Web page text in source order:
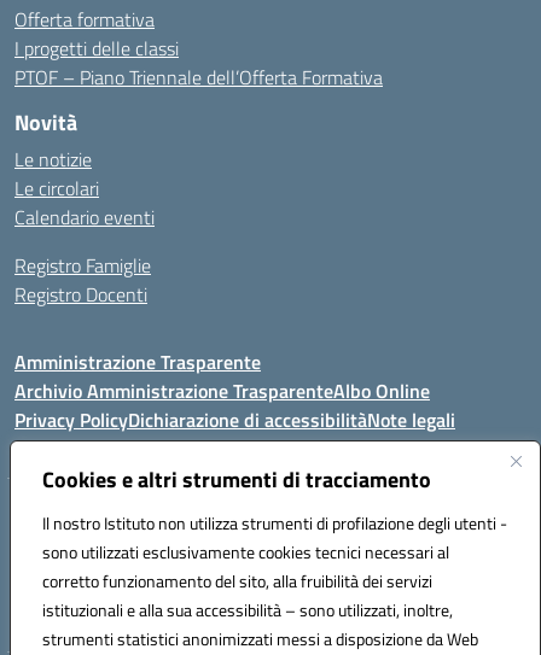
Cookies e altri strumenti di tracciamento
Il nostro Istituto non utilizza strumenti di profilazione degli utenti -
sono utilizzati esclusivamente cookies tecnici necessari al
corretto funzionamento del sito, alla fruibilità dei servizi
istituzionali e alla sua accessibilità – sono utilizzati, inoltre,
strumenti statistici anonimizzati messi a disposizione da Web
Offerta formativa
I progetti delle classi
PTOF – Piano Triennale dell’Offerta Formativa
Novità
Le notizie
Le circolari
Calendario eventi
Registro Famiglie
Registro Docenti
Amministrazione Trasparente
Archivio Amministrazione TrasparenteAlbo Online
Privacy PolicyDichiarazione di accessibilitàNote legali
Istituto Comprensivo Statale
Via Cupa Campanariello, 5 - 80059, Torre del Greco (NA)
Tel. +39 0818834377 - Fax +39 0818834377 - Cod.Fisc. 95170530638
Email: naic8df00a@istruzione.it - PEC: naic8df00a@pec.istruzione.it